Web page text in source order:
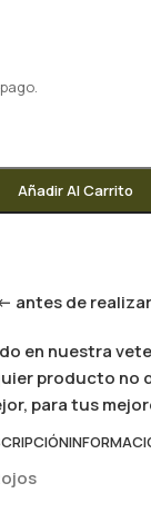
Añadir Al Carrito
antes de
en nuestra
producto
para tus